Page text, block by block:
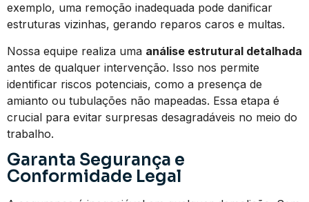
exemplo, uma remoção inadequada pode danificar
estruturas vizinhas, gerando reparos caros e multas.
Nossa equipe realiza uma análise estrutural detalhada
antes de qualquer intervenção. Isso nos permite
identificar riscos potenciais, como a presença de
amianto ou tubulações não mapeadas. Essa etapa é
crucial para evitar surpresas desagradáveis no meio do
trabalho.
Garanta Segurança e
Conformidade Legal